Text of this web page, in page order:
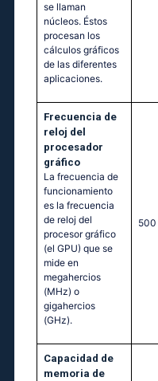
se llaman
núcleos. Éstos
procesan los
cálculos gráficos
de las diferentes
aplicaciones.
Frecuencia de
reloj del
procesador
gráfico
La frecuencia de
funcionamiento
es la frecuencia
de reloj del
procesor gráfico
(el GPU) que se
mide en
megahercios
(MHz) o
gigahercios
(GHz).
500
Capacidad de
memoria de